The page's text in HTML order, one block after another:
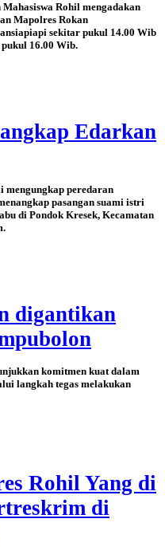
Rohil mengadakan
Mapolres Rokan
sekitar pukul 14.00 Wib
16.00 Wib.
Edarkan
mengungkap peredaran
pasangan suami istri
di Pondok Kresek, Kecamatan
digantikan
komitmen kuat dalam
langkah tegas melakukan
Rohil Yang di
di